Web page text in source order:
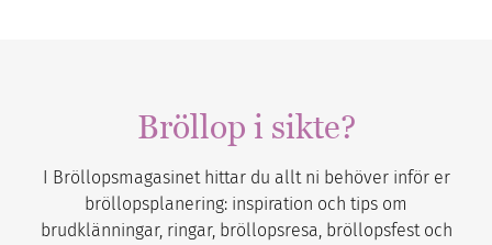
Bröllop i sikte?
I Bröllopsmagasinet hittar du allt ni behöver inför er
bröllopsplanering: inspiration och tips om
brudklänningar, ringar, bröllopsresa, bröllopsfest och